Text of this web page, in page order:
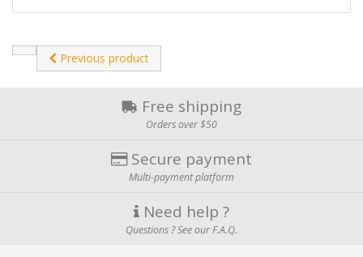
Previous product
Free shipping
Orders over $50
Secure payment
Multi-payment platform
Need help ?
Questions ? See our F.A.Q.